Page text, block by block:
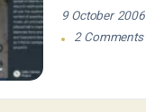
9 October 2006
2 Comments